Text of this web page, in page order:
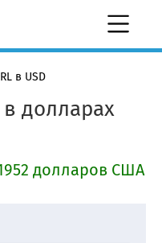
в USD
долларах
долларов США